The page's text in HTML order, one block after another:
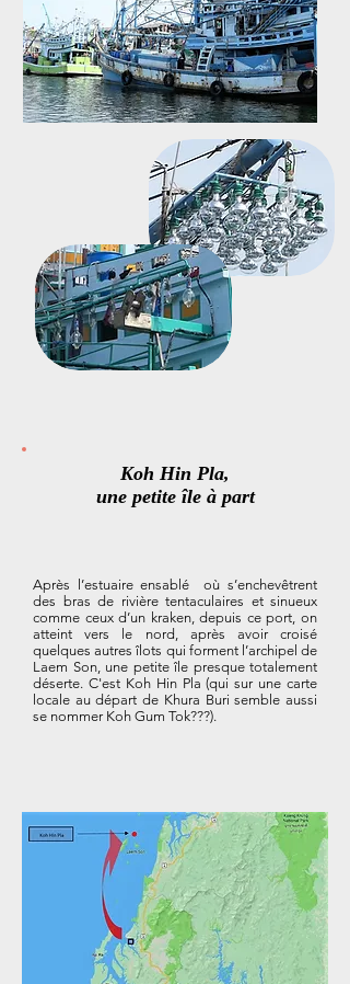
Koh Hin Pla,
une petite île à part
Après l’estuaire ensablé où s’enchevêtrent
des bras de rivière tentaculaires et sinueux
comme ceux d’un kraken, depuis ce port, on
atteint vers le nord, après avoir croisé
quelques autres îlots qui forment l’archipel de
Laem Son, une petite île presque totalement
déserte. C'est Koh Hin Pla (qui sur une carte
locale au départ de Khura Buri semble aussi
se nommer Koh Gum Tok???).